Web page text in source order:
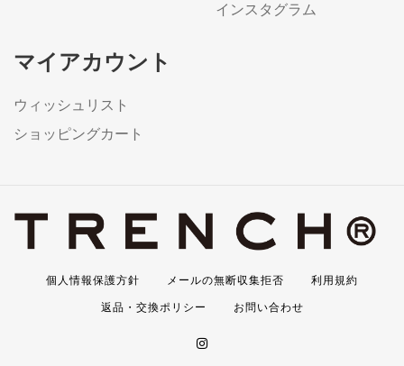
インスタグラム
マイアカウント
ウィッシュリスト
ショッピングカート
個人情報保護方針 メールの無断収集拒否 利用規約
返品・交換ポリシー お問い合わせ